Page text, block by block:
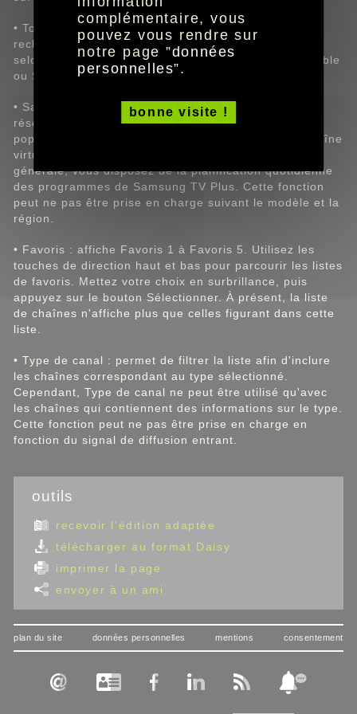
• Toutes les chaînes : affiche les chaînes qui ont été
recherchées automatiquement. Les chaînes reçues
selon le mode de réception sélectionné (Hertzien, Câble
ou Satellite) sont affichées.
• Samsung TV Plus : lorsque la TV est connectée au
réseau, vous pouvez visionner des programmes
populaires ou sélectionner chaque thème via une chaîne
virtuelle à tout moment. Comme pour une chaîne
générale, vous disposez de la planification quotidienne
des programmes de Samsung TV Plus. Cette fonction
peut ne pas être prise en charge suivant le modèle et la
région.
• Favoris : affiche Favoris 1 à Favoris 5. Utilisez les
touches de direction haut et bas pour parcourir les listes
de favoris. Mettez votre choix en surbrillance, puis
appuyez sur le bouton Sélectionner. À présent, la liste
de chaînes n'affiche plus que celles figurant dans cette
liste.
• Type de canal : permet de filtrer la liste afin d'inclure
les chaînes correspondant au type sélectionné.
Cependant, Type de canal ne peut être utilisé qu'avec
les chaînes qui contiennent des informations sur le type.
Cette fonction peut ne pas être prise en charge en
fonction du signal de diffusion entrant.
outils
recevoir l'édition adaptée
télécharger au format Daisy
imprimer la page
envoyer à un ami
plan du site données personnelles mentions consentement
complémentaire, vous
pouvez vous rendre sur
notre page ”données
personnelles”.
bonne visite !